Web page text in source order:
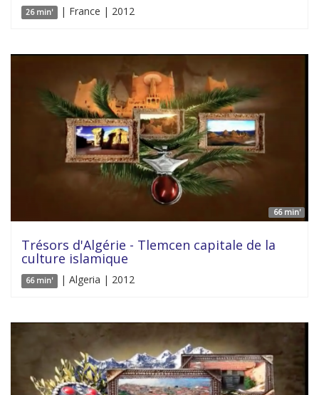
26 min' | France | 2012
66 min'
Trésors d'Algérie - Tlemcen capitale de la
culture islamique
66 min' | Algeria | 2012